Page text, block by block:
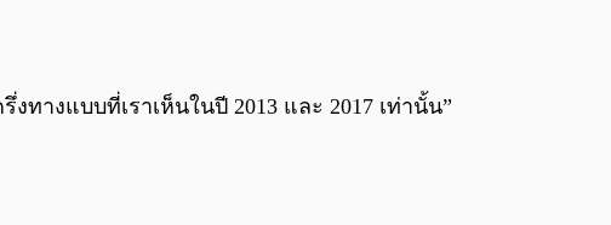
างแบบที่เราเห็นในปี 2013 และ 2017 เท่านั้น”